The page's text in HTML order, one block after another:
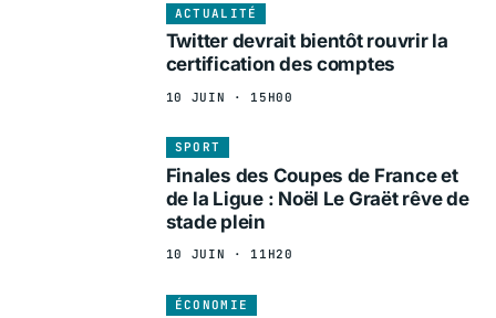
ACTUALITÉ
Twitter devrait bientôt rouvrir la
certification des comptes
10 JUIN · 15H00
SPORT
Finales des Coupes de France et
de la Ligue : Noël Le Graët rêve de
stade plein
10 JUIN · 11H20
ÉCONOMIE